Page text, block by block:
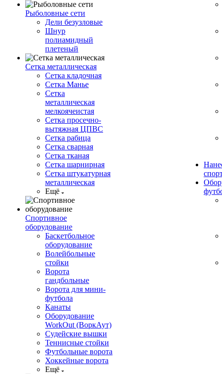
Рыболовные сети
Дели безузловые
Шнур
полиамидный
плетеный
Сетка металлическая
Сетка кладочная
Сетка Манье
Сетка
металлическая
мелкоячеистая
Сетка просечно-
вытяжная ЦПВС
Сетка рабица
Сетка сварная
Сетка тканая
Сетка шарнирная
Сетка штукатурная
металлическая
Ещё
Спортивное
оборудование
Баскетбольное
оборудование
Волейбольные
стойки
Ворота
гандбольные
Ворота для мини-
футбола
Канаты
Оборудование
WorkOut (ВоркАут)
Судейские вышки
Теннисные стойки
Футбольные ворота
Хоккейные ворота
Ещё